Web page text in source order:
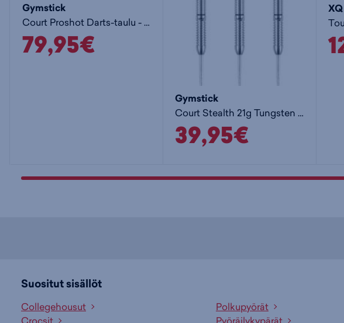
Gymstick
Court Proshot Darts-taulu - tikat
79,95€
Gymstick
Court Stealth 21g Tungsten 90% Darts-tikat
39,95€
Suositut sisällöt
Collegehousut
Crocsit
Polkupyörät
Pyöräilykypärät